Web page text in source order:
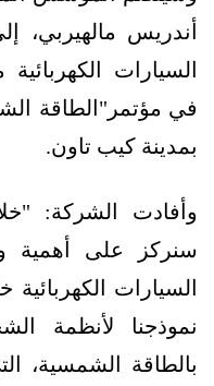
أندريس مالهيربي،
السيارات
في مؤتمر"الطاقة
بمدينة كيب تاون.
وأفادت الشركة:
سنركز على
السيارات
نموذجنا لأنظمة
بالطاقة الشمسية،